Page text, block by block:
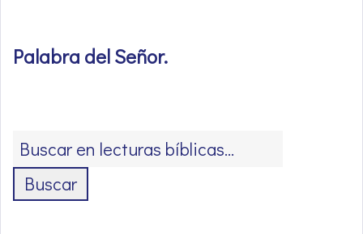
Palabra del Señor.
Buscar